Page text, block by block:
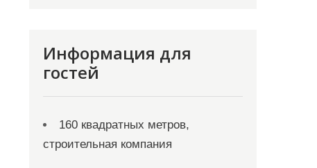
Информация для
гостей
160 квадратных метров,
строительная компания